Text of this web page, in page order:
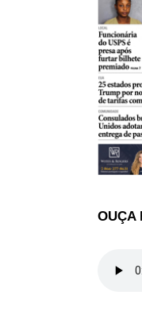
OUÇA